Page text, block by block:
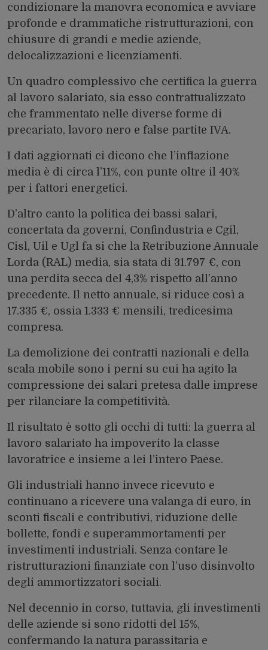
condizionare la manovra economica e avviare
profonde e drammatiche ristrutturazioni, con
chiusure di grandi e medie aziende,
delocalizzazioni e licenziamenti.
Un quadro complessivo che certifica la guerra
al lavoro salariato, sia esso contrattualizzato
che frammentato nelle diverse forme di
precariato, lavoro nero e false partite IVA.
I dati aggiornati ci dicono che l’inflazione
media è di circa l’11%, con punte oltre il 40%
per i fattori energetici.
D’altro canto la politica dei bassi salari,
concertata da governi, Confindustria e Cgil,
Cisl, Uil e Ugl fa si che la Retribuzione Annuale
Lorda (RAL) media, sia stata di 31.797 €, con
una perdita secca del 4,3% rispetto all’anno
precedente. Il netto annuale, si riduce così a
17.335 €, ossia 1.333 € mensili, tredicesima
compresa.
La demolizione dei contratti nazionali e della
scala mobile sono i perni su cui ha agito la
compressione dei salari pretesa dalle imprese
per rilanciare la competitività.
Il risultato è sotto gli occhi di tutti: la guerra al
lavoro salariato ha impoverito la classe
lavoratrice e insieme a lei l’intero Paese.
Gli industriali hanno invece ricevuto e
continuano a ricevere una valanga di euro, in
sconti fiscali e contributivi, riduzione delle
bollette, fondi e superammortamenti per
investimenti industriali. Senza contare le
ristrutturazioni finanziate con l’uso disinvolto
degli ammortizzatori sociali.
Nel decennio in corso, tuttavia, gli investimenti
delle aziende si sono ridotti del 15%,
confermando la natura parassitaria e